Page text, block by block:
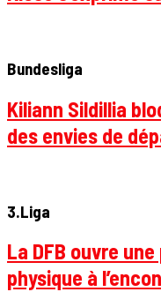
Bundesliga
Kiliann Sildillia
des envies de
3.Liga
La DFB ouvre
physique à